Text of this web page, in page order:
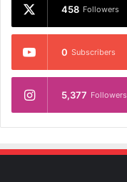
458 Followers
0 Subscribers
5,377 Followers